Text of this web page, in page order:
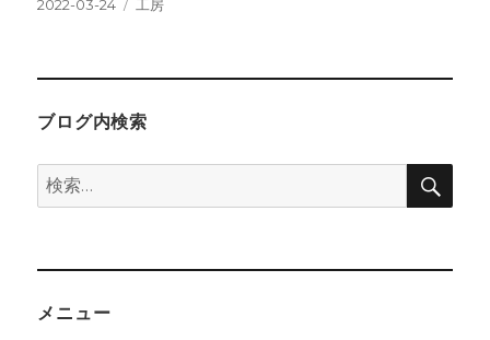
投
2022-03-24
カ
工房
ブログ内検索
検
索:
検
メニュー